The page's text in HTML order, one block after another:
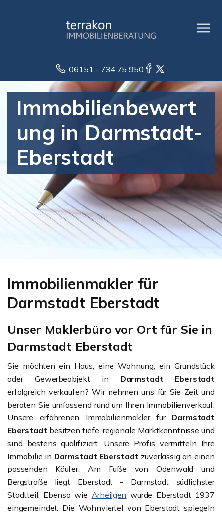
06151 - 734 75 950
Immobilienbewert
ung in Darmstadt-
Eberstadt
Immobilienmakler für
Darmstadt Eberstadt
Unser Maklerbüro vor Ort für Sie in
Darmstadt Eberstadt
Sie möchten ein Haus, eine Wohnung, ein Grundstück
oder Gewerbeobjekt in Darmstadt Eberstadt
erfolgreich verkaufen? Wir nehmen uns für Sie Zeit und
beraten Sie umfassend rund um Ihren Immobilienverkauf.
Unsere erfahrenen Immobilienmakler für Darmstadt
Eberstadt besitzen tiefe, regionale Marktkenntnisse und
sind bestens qualifiziert. Unsere Profis vermitteln Ihre
Immobilie in Darmstadt Eberstadt zuverlässig an einen
passenden Käufer. Am Fuße von Odenwald und
Bergstraße liegt Eberstadt - Darmstadt südlichster
Stadtteil. Ebenso wie Arheilgen wurde Eberstadt 1937
eingemeindet. Die Wohnviertel von Eberstadt spiegeln